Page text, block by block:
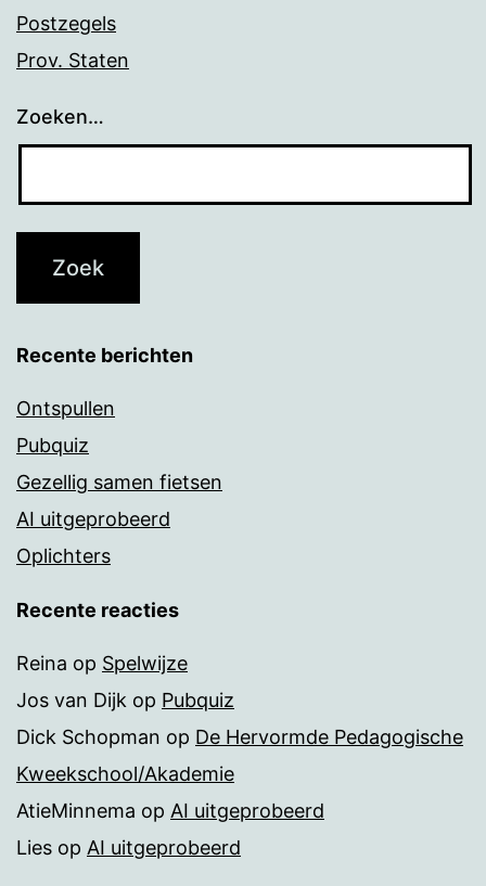
Postzegels
Prov. Staten
Zoeken…
Recente berichten
Ontspullen
Pubquiz
Gezellig samen fietsen
AI uitgeprobeerd
Oplichters
Recente reacties
Reina op Spelwijze
Jos van Dijk op Pubquiz
Dick Schopman op De Hervormde Pedagogische
Kweekschool/Akademie
AtieMinnema op AI uitgeprobeerd
Lies op AI uitgeprobeerd